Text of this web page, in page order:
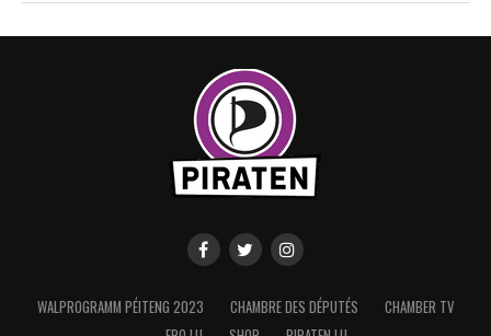
WALPROGRAMM PÉITENG 2023 CHAMBRE DES DÉPUTÉS
CHAMBER TV